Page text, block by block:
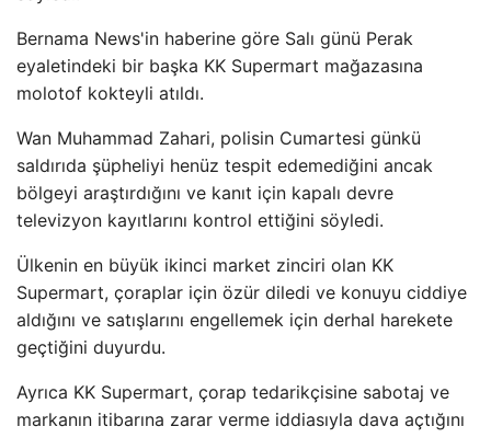
Bernama News'in haberine göre Salı günü Perak
eyaletindeki bir başka KK Supermart mağazasına
molotof kokteyli atıldı.
Wan Muhammad Zahari, polisin Cumartesi günkü
saldırıda şüpheliyi henüz tespit edemediğini ancak
bölgeyi araştırdığını ve kanıt için kapalı devre
televizyon kayıtlarını kontrol ettiğini söyledi.
Ülkenin en büyük ikinci market zinciri olan KK
Supermart, çoraplar için özür diledi ve konuyu ciddiye
aldığını ve satışlarını engellemek için derhal harekete
geçtiğini duyurdu.
Ayrıca KK Supermart, çorap tedarikçisine sabotaj ve
markanın itibarına zarar verme iddiasıyla dava açtığını